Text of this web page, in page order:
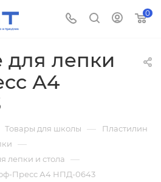
0
для лепки
А4
Товары для школы — Пластилин
—
лепки и стола —
Пресс А4 НПД-0643